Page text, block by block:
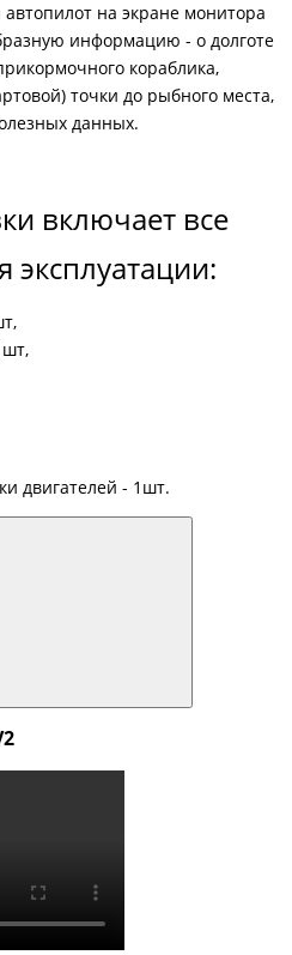
на экране монитора
информацию - о долготе
кораблика,
точки до рыбного места,
данных.
включает все
эксплуатации:
двигателей - 1шт.